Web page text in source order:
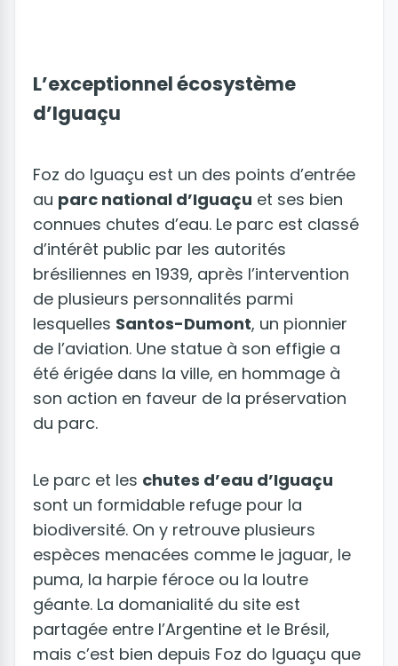
L’exceptionnel écosystème
d’Iguaçu
Foz do Iguaçu est un des points d’entrée
au parc national d’Iguaçu et ses bien
connues chutes d’eau. Le parc est classé
d’intérêt public par les autorités
brésiliennes en 1939, après l’intervention
de plusieurs personnalités parmi
lesquelles Santos-Dumont, un pionnier
de l’aviation. Une statue à son effigie a
été érigée dans la ville, en hommage à
son action en faveur de la préservation
du parc.
Le parc et les chutes d’eau d’Iguaçu
sont un formidable refuge pour la
biodiversité. On y retrouve plusieurs
espèces menacées comme le jaguar, le
puma, la harpie féroce ou la loutre
géante. La domanialité du site est
partagée entre l’Argentine et le Brésil,
mais c’est bien depuis Foz do Iguaçu que